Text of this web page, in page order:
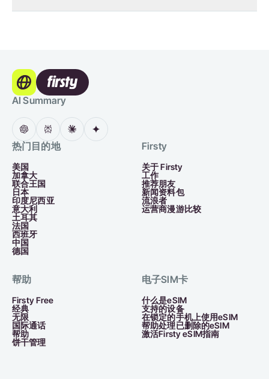
AI Summary
热门目的地
美国
加拿大
联合王国
日本
印度尼西亚
意大利
土耳其
法国
西班牙
中国
德国
Firsty
关于 Firsty
工作
推荐朋友
新闻资料包
流浪者
运营商漫游比较
帮助
Firsty Free
经典
无限
国际通话
帮助
饼干管理
电子SIM卡
什么是eSIM
支持的设备
在锁定的手机上使用eSIM
帮助处理已删除的eSIM
激活Firsty eSIM指南